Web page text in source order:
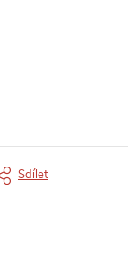
Sdílet